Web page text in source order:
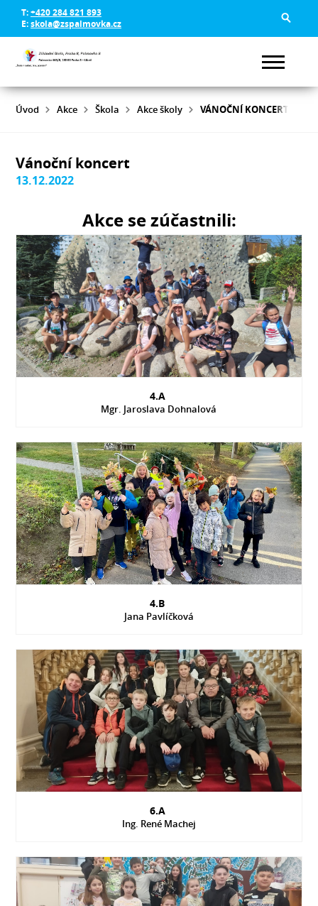
T:+420 284 821 893
E:skola@zspalmovka.cz
Úvod Akce Škola Akce školy VÁNOČNÍ KONCERT
Vánoční koncert
13.12.2022
Akce se zúčastnili:
4.A
Mgr. Jaroslava Dohnalová
4.B
Jana Pavlíčková
6.A
Ing. René Machej